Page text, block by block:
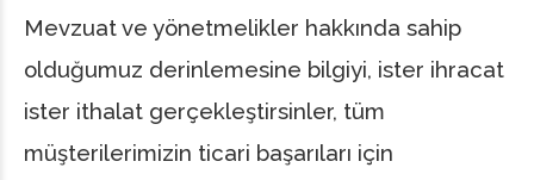
Mevzuat ve yönetmelikler hakkında sahip
olduğumuz derinlemesine bilgiyi, ister ihracat
ister ithalat gerçekleştirsinler, tüm
müşterilerimizin ticari başarıları için